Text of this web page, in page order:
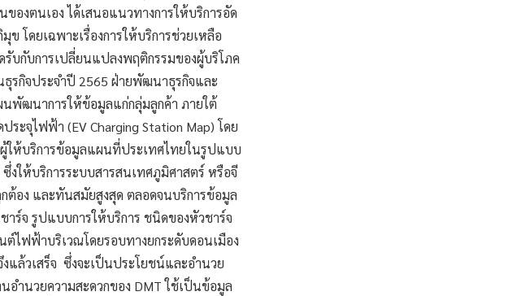
องตนเอง ได้เสนอแนวทางการให้บริการอัด
โดยเฉพาะเรื่องการให้บริการช่วยเหลือ
บกับการเปลี่ยนแปลงพฤติกรรมของผู้บริโภค
รกิจประจำปี 2565 ฝ่ายพัฒนาธุรกิจและ
พัฒนาการให้ข้อมูลแก่กลุ่มลูกค้า ภายใต้
ะจุไฟฟ้า (EV Charging Station Map) โดย
ให้บริการข้อมูลแผนที่ประเทศไทยในรูปแบบ
ซึ่งให้บริการระบบสารสนเทศภูมิศาสตร์ หรือจี
ต้อง และทันสมัยสูงสุด ตลอดจนบริการข้อมูล
ร์จ รูปแบบการให้บริการ ชนิดของหัวชาร์จ
ต์ไฟฟ้าบริเวณโดยรอบทางยกระดับดอนเมือง
แล้วเสร็จ ซึ่งจะเป็นประโยชน์และอำนวย
อำนวยความสะดวกของ DMT ใช้เป็นข้อมูล